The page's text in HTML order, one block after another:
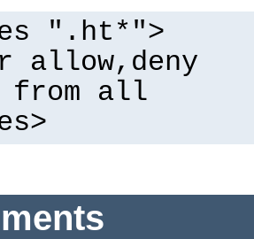
".ht*">
allow,deny
from all